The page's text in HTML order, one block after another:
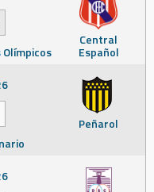
Central
Español
Peñarol